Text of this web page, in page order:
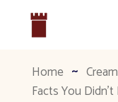
Home Cream
Facts You